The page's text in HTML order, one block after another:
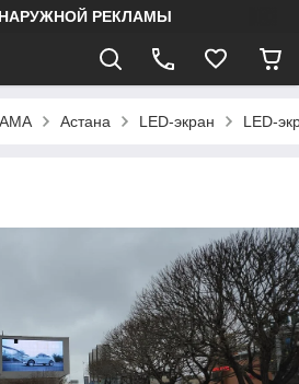
РЕКЛАМЫ
Астана LED-экран LED-